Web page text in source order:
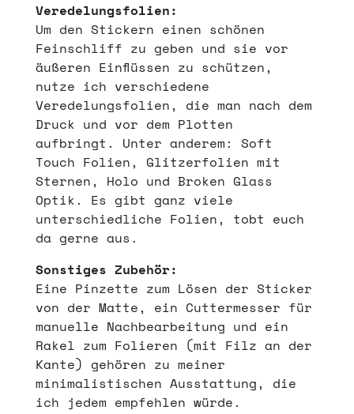
Veredelungsfolien:
Um den Stickern einen schönen
Feinschliff zu geben und sie vor
äußeren Einflüssen zu schützen,
nutze ich verschiedene
Veredelungsfolien, die man nach dem
Druck und vor dem Plotten
aufbringt. Unter anderem: Soft
Touch Folien, Glitzerfolien mit
Sternen, Holo und Broken Glass
Optik. Es gibt ganz viele
unterschiedliche Folien, tobt euch
da gerne aus.
Sonstiges Zubehör:
Eine Pinzette zum Lösen der Sticker
von der Matte, ein Cuttermesser für
manuelle Nachbearbeitung und ein
Rakel zum Folieren (mit Filz an der
Kante) gehören zu meiner
minimalistischen Ausstattung, die
ich jedem empfehlen würde.